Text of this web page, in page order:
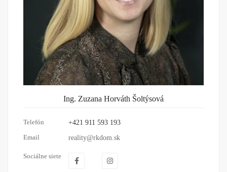
Ing. Zuzana Horváth Šoltýsová
Telefón
+421 911 593 193
Email
reality@rkdom.sk
Sociálne siete